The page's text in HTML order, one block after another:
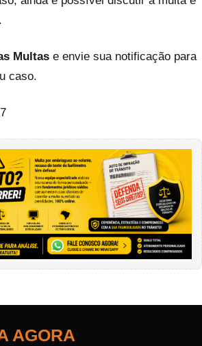
Multas e envie sua notificação para
caso.
AGORA